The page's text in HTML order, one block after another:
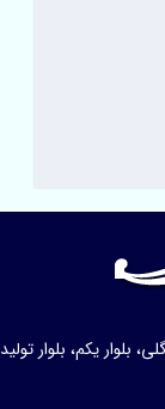
یکم، بلوار تولید